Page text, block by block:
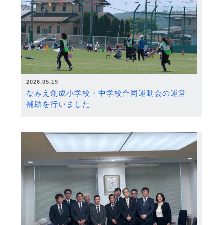
2026.05.19
なみえ創成小学校・中学校合同運動会の運営
補助を行いました